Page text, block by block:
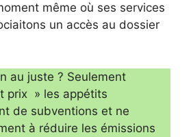
même où ses services
un accès au dossier
au juste ? Seulement
prix » les appétits
de subventions et ne
à réduire les émissions